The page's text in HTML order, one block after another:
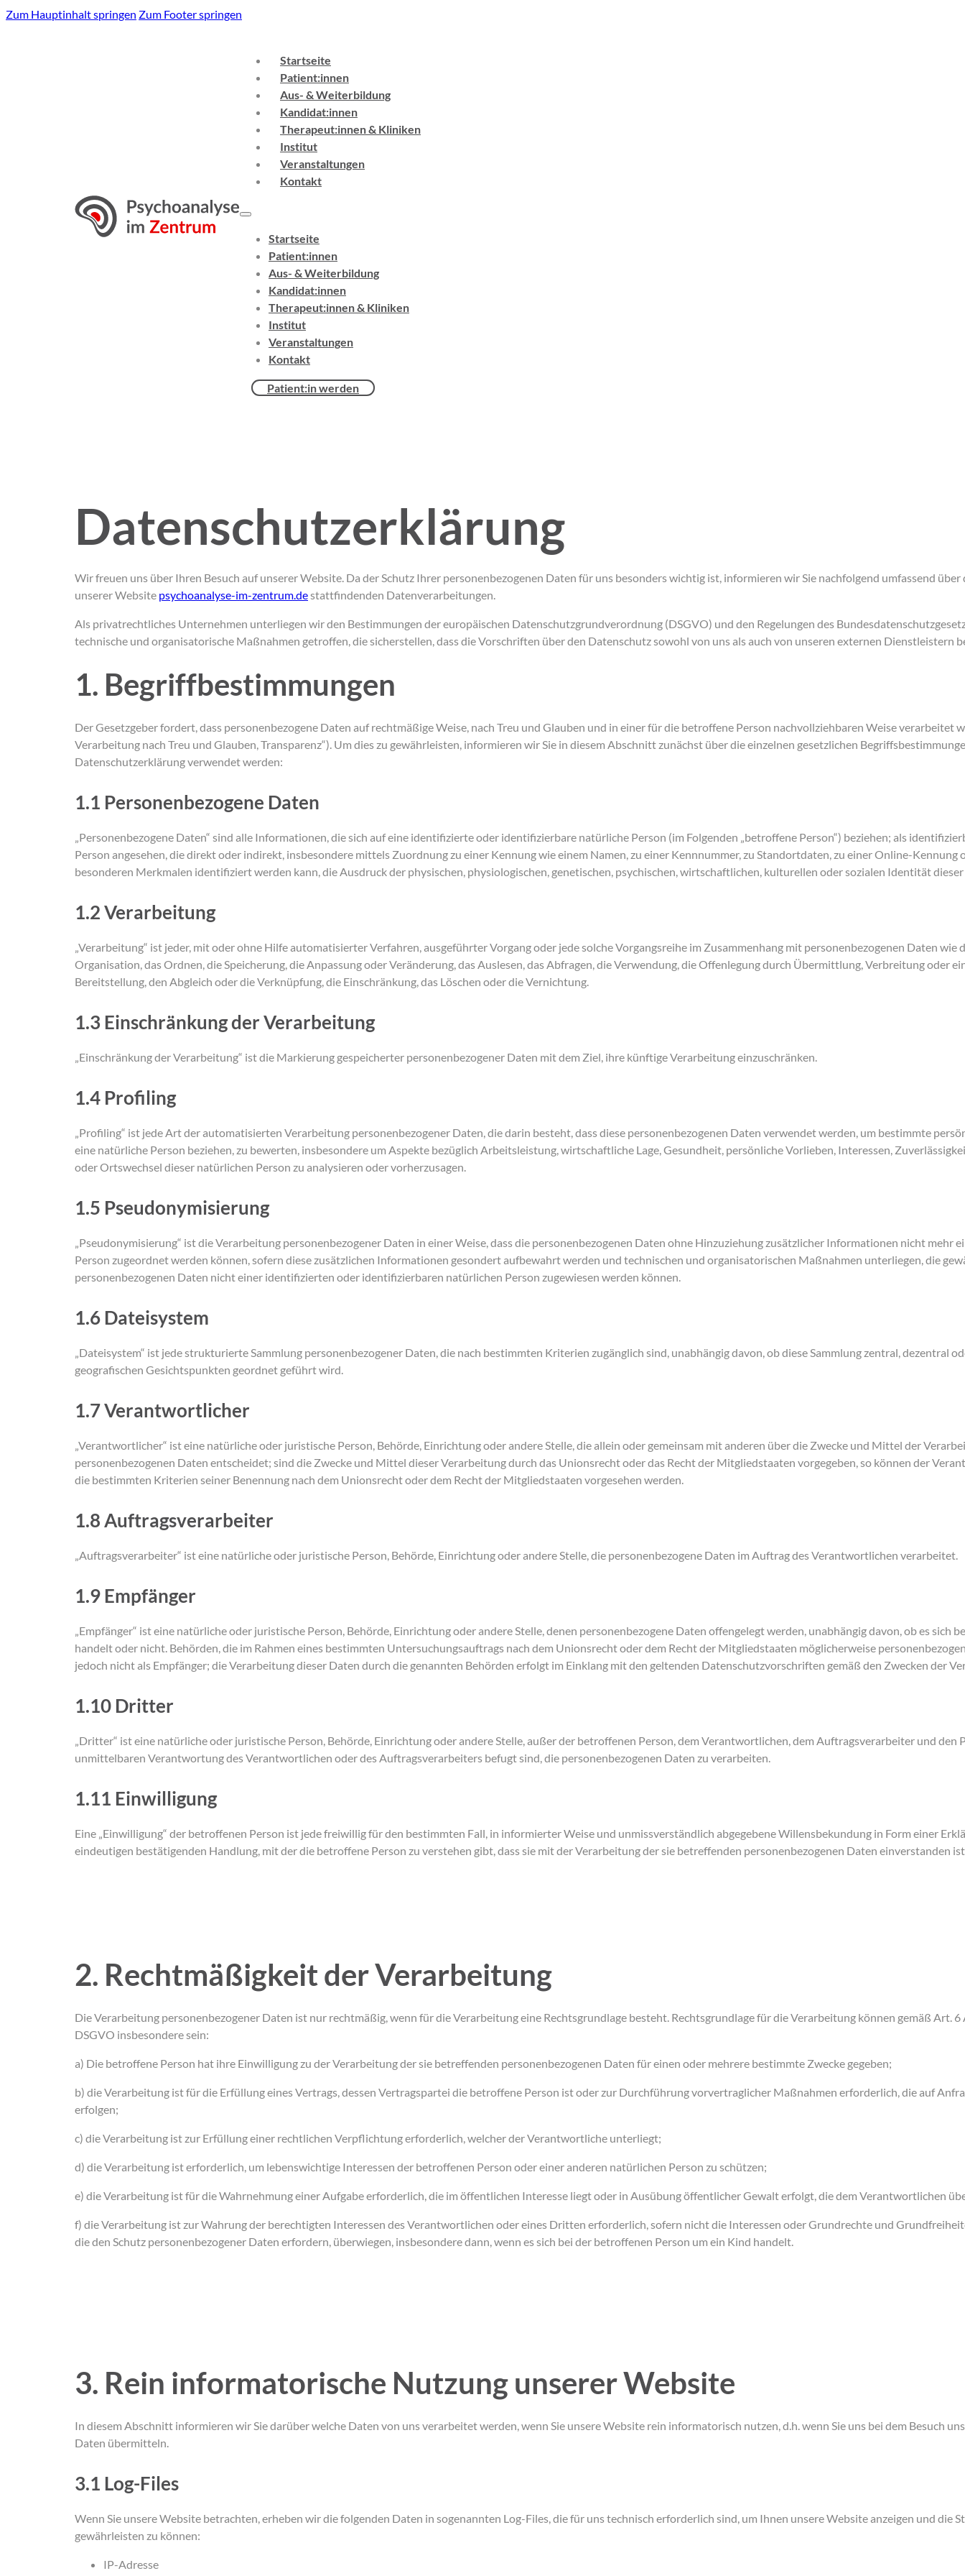
Zum Hauptinhalt springen Zum Footer springen
Startseite
Patient:innen
Aus- & Weiterbildung
Kandidat:innen
Therapeut:innen & Kliniken
Institut
Veranstaltungen
Kontakt
Startseite
Patient:innen
Aus- & Weiterbildung
Kandidat:innen
Therapeut:innen & Kliniken
Institut
Veranstaltungen
Kontakt
Patient:in werden
Datenschutzerklärung
Wir freuen uns über Ihren Besuch auf unserer Website. Da der Schutz Ihrer personenbezogenen Daten für uns besonders wichtig ist, informieren wir Sie nachfolgend umfassend
unserer Website psychoanalyse-im-zentrum.destattfindenden Datenverarbeitungen.
Als privatrechtliches Unternehmen unterliegen wir den Bestimmungen der europäischen Datenschutzgrundverordnung (DSGVO) und den Regelungen des
technische und organisatorische Maßnahmen getroffen, die sicherstellen, dass die Vorschriften über den Datenschutz sowohl von uns als auch von unseren externen Dienstleistern
1. Begriffbestimmungen
Der Gesetzgeber fordert, dass personenbezogene Daten auf rechtmäßige Weise, nach Treu und Glauben und in einer für die betroffene Person nachvollziehbaren Weise verarbeitet
Verarbeitung nach Treu und Glauben, Transparenz“). Um dies zu gewährleisten, informieren wir Sie in diesem Abschnitt zunächst über die einzelnen gesetzlichen
Datenschutzerklärung verwendet werden:
1.1 Personenbezogene Daten
„Personenbezogene Daten“ sind alle Informationen, die sich auf eine identifizierte oder identifizierbare natürliche Person (im Folgenden „betroffene Person“) beziehen; als
Person angesehen, die direkt oder indirekt, insbesondere mittels Zuordnung zu einer Kennung wie einem Namen, zu einer Kennnummer, zu Standortdaten, zu einer Online-Kennung
besonderen Merkmalen identifiziert werden kann, die Ausdruck der physischen, physiologischen, genetischen, psychischen, wirtschaftlichen, kulturellen oder sozialen Identität
1.2 Verarbeitung
„Verarbeitung“ ist jeder, mit oder ohne Hilfe automatisierter Verfahren, ausgeführter Vorgang oder jede solche Vorgangsreihe im Zusammenhang mit personenbezogenen Daten wie
Organisation, das Ordnen, die Speicherung, die Anpassung oder Veränderung, das Auslesen, das Abfragen, die Verwendung, die Offenlegung durch Übermittlung, Verbreitung oder
Bereitstellung, den Abgleich oder die Verknüpfung, die Einschränkung, das Löschen oder die Vernichtung.
1.3 Einschränkung der Verarbeitung
„Einschränkung der Verarbeitung“ ist die Markierung gespeicherter personenbezogener Daten mit dem Ziel, ihre künftige Verarbeitung einzuschränken.
1.4 Profiling
„Profiling“ ist jede Art der automatisierten Verarbeitung personenbezogener Daten, die darin besteht, dass diese personenbezogenen Daten verwendet werden, um bestimmte
eine natürliche Person beziehen, zu bewerten, insbesondere um Aspekte bezüglich Arbeitsleistung, wirtschaftliche Lage, Gesundheit, persönliche Vorlieben, Interessen,
oder Ortswechsel dieser natürlichen Person zu analysieren oder vorherzusagen.
1.5 Pseudonymisierung
„Pseudonymisierung“ ist die Verarbeitung personenbezogener Daten in einer Weise, dass die personenbezogenen Daten ohne Hinzuziehung zusätzlicher Informationen nicht mehr
Person zugeordnet werden können, sofern diese zusätzlichen Informationen gesondert aufbewahrt werden und technischen und organisatorischen Maßnahmen unterliegen, die
personenbezogenen Daten nicht einer identifizierten oder identifizierbaren natürlichen Person zugewiesen werden können.
1.6 Dateisystem
„Dateisystem“ ist jede strukturierte Sammlung personenbezogener Daten, die nach bestimmten Kriterien zugänglich sind, unabhängig davon, ob diese Sammlung zentral, dezentral
geografischen Gesichtspunkten geordnet geführt wird.
1.7 Verantwortlicher
„Verantwortlicher“ ist eine natürliche oder juristische Person, Behörde, Einrichtung oder andere Stelle, die allein oder gemeinsam mit anderen über die Zwecke und Mittel der
personenbezogenen Daten entscheidet; sind die Zwecke und Mittel dieser Verarbeitung durch das Unionsrecht oder das Recht der Mitgliedstaaten vorgegeben, so können der
die bestimmten Kriterien seiner Benennung nach dem Unionsrecht oder dem Recht der Mitgliedstaaten vorgesehen werden.
1.8 Auftragsverarbeiter
„Auftragsverarbeiter“ ist eine natürliche oder juristische Person, Behörde, Einrichtung oder andere Stelle, die personenbezogene Daten im Auftrag des Verantwortlichen verarbeitet.
1.9 Empfänger
„Empfänger“ ist eine natürliche oder juristische Person, Behörde, Einrichtung oder andere Stelle, denen personenbezogene Daten offengelegt werden, unabhängig davon, ob es sich
handelt oder nicht. Behörden, die im Rahmen eines bestimmten Untersuchungsauftrags nach dem Unionsrecht oder dem Recht der Mitgliedstaaten möglicherweise
jedoch nicht als Empfänger; die Verarbeitung dieser Daten durch die genannten Behörden erfolgt im Einklang mit den geltenden Datenschutzvorschriften gemäß den Zwecken der
1.10 Dritter
„Dritter“ ist eine natürliche oder juristische Person, Behörde, Einrichtung oder andere Stelle, außer der betroffenen Person, dem Verantwortlichen, dem Auftragsverarbeiter und den
unmittelbaren Verantwortung des Verantwortlichen oder des Auftragsverarbeiters befugt sind, die personenbezogenen Daten zu verarbeiten.
1.11 Einwilligung
Eine „Einwilligung“ der betroffenen Person ist jede freiwillig für den bestimmten Fall, in informierter Weise und unmissverständlich abgegebene Willensbekundung in Form einer
eindeutigen bestätigenden Handlung, mit der die betroffene Person zu verstehen gibt, dass sie mit der Verarbeitung der sie betreffenden personenbezogenen Daten einverstanden
2. Rechtmäßigkeit der Verarbeitung
Die Verarbeitung personenbezogener Daten ist nur rechtmäßig, wenn für die Verarbeitung eine Rechtsgrundlage besteht. Rechtsgrundlage für die Verarbeitung können gemäß Art. 6
DSGVO insbesondere sein:
a) Die betroffene Person hat ihre Einwilligung zu der Verarbeitung der sie betreffenden personenbezogenen Daten für einen oder mehrere bestimmte Zwecke gegeben;
b) die Verarbeitung ist für die Erfüllung eines Vertrags, dessen Vertragspartei die betroffene Person ist oder zur Durchführung vorvertraglicher Maßnahmen erforderlich, die auf
erfolgen;
c) die Verarbeitung ist zur Erfüllung einer rechtlichen Verpflichtung erforderlich, welcher der Verantwortliche unterliegt;
d) die Verarbeitung ist erforderlich, um lebenswichtige Interessen der betroffenen Person oder einer anderen natürlichen Person zu schützen;
e) die Verarbeitung ist für die Wahrnehmung einer Aufgabe erforderlich, die im öffentlichen Interesse liegt oder in Ausübung öffentlicher Gewalt erfolgt, die dem Verantwortlichen
f) die Verarbeitung ist zur Wahrung der berechtigten Interessen des Verantwortlichen oder eines Dritten erforderlich, sofern nicht die Interessen oder Grundrechte und
die den Schutz personenbezogener Daten erfordern, überwiegen, insbesondere dann, wenn es sich bei der betroffenen Person um ein Kind handelt.
3. Rein informatorische Nutzung unserer Website
In diesem Abschnitt informieren wir Sie darüber welche Daten von uns verarbeitet werden, wenn Sie unsere Website rein informatorisch nutzen, d.h. wenn Sie uns bei dem Besuch
Daten übermitteln.
3.1 Log-Files
Wenn Sie unsere Website betrachten, erheben wir die folgenden Daten in sogenannten Log-Files, die für uns technisch erforderlich sind, um Ihnen unsere Website anzeigen und die
gewährleisten zu können:
IP-Adresse